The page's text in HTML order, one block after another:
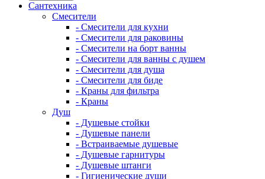
Сантехника
Смесители
- Смесители для кухни
- Смесители для раковины
- Смесители на борт ванны
- Смесители для ванны с душем
- Смесители для душа
- Смесители для биде
- Краны для фильтра
- Краны
Душ
- Душевые стойки
- Душевые панели
- Встраиваемые душевые
- Душевые гарнитуры
- Душевые штанги
- Гигиенические души